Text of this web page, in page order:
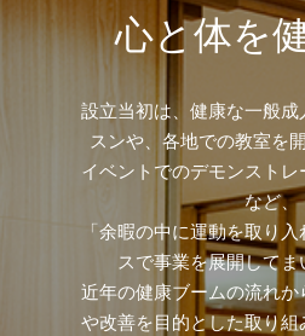
心と体を
設立当初は、健康な一般成
スンや、各地での教室を
イベントでのデモンスト
など、
「余暇の中に運動を取り
スで事業を展開して
近年の健康ブームの流れ
や改善を目的とした取り組